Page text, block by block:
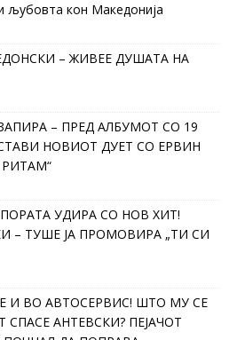
љубовта кон Македонија
– ЖИВЕЕ ДУШАТА НА
– ПРЕД АЛБУМОТ СО 19
НОВИОТ ДУЕТ СО ЕРВИН
УДИРА СО НОВ ХИТ!
– ТУШЕ ЈА ПРОМОВИРА „ТИ СИ
И ВО АВТОСЕРВИС! ШТО МУ СЕ
АНТЕВСКИ? ПЕЈАЧОТ